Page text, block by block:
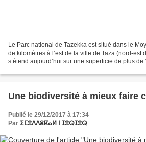
Le Parc national de Tazekka est situé dans le
de kilomètres à l’est de la ville de Taza (nord-est
s’étend aujourd’hui sur une superficie de plus de
Une biodiversité à mieux faire
Publié le 29/12/2017 à 17:34
Par ⵉⵎⴻⴷⴷⵓⴽⴰⵍ ⵏ ⵊⴻⵕⵊⴻⵕ